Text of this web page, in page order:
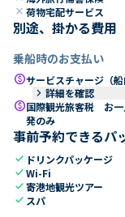
close 荷物宅配サービス
別途、掛かる費用
乗船時のお支払い
paidサービスチャージ（
keyboard_arrow_right 詳細を確認
paid国際観光旅客税 お
発のみ
事前予約できるパ
check ドリンクパッケージ
checkWi-Fi
check寄港地観光ツアー
check スパ